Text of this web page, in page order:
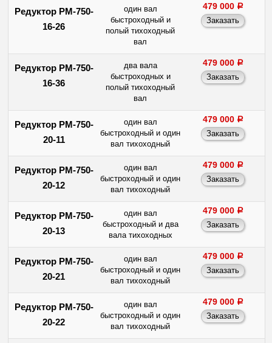
Редуктор РМ-750-
16-26
один вал
быстроходный и
полый тихоходный
вал
479 000 a
Редуктор РМ-750-
16-36
два вала
быстроходных и
полый тихоходный
вал
479 000 a
Редуктор РМ-750-
20-11
один вал
быстроходный и один
вал тихоходный
479 000 a
Редуктор РМ-750-
20-12
один вал
быстроходный и один
вал тихоходный
479 000 a
Редуктор РМ-750-
20-13
один вал
быстроходный и два
вала тихоходных
479 000 a
Редуктор РМ-750-
20-21
один вал
быстроходный и один
вал тихоходный
479 000 a
Редуктор РМ-750-
20-22
один вал
быстроходный и один
вал тихоходный
479 000 a